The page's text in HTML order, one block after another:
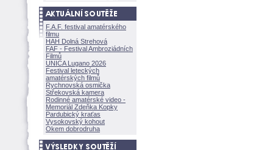
F.A.F. festival amatérského
filmu
HAH Dolná Strehov
FAF - Festival Ambroziádních
Filmů
UNICA Lugano 2026
Festival leteckých
amatérských filmů
Rychnovská osmička
Střekovská kamera
Rodinné amatérské video -
Memoriál Zdeňka Kopky
Pardubický kraťas
Vysokovský kohout
Okem dobrodruha